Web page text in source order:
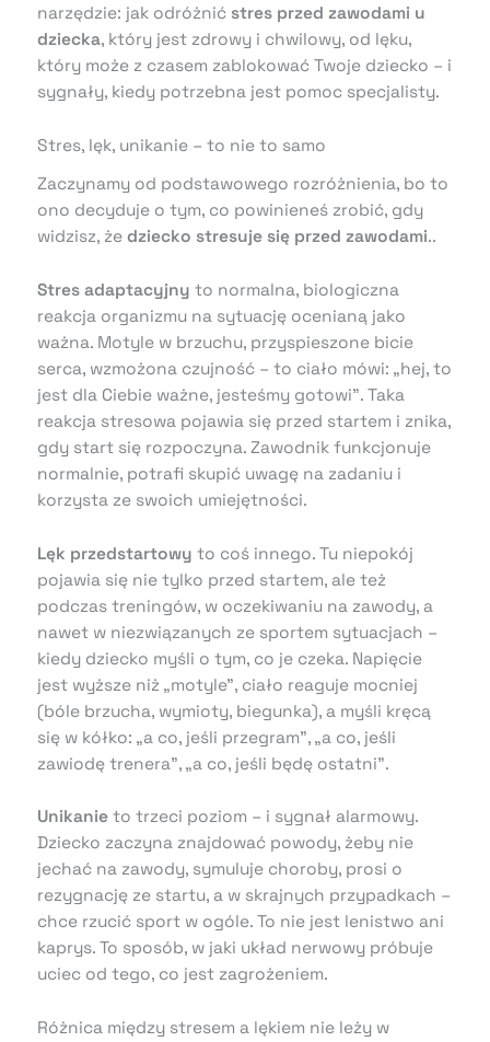
narzędzie: jak odróżnić stres przed zawodami u
dziecka, który jest zdrowy i chwilowy, od lęku,
który może z czasem zablokować Twoje dziecko – i
sygnały, kiedy potrzebna jest pomoc specjalisty.
Stres, lęk, unikanie – to nie to samo
Zaczynamy od podstawowego rozróżnienia, bo to
ono decyduje o tym, co powinieneś zrobić, gdy
widzisz, że dziecko stresuje się przed zawodami..
Stres adaptacyjny to normalna, biologiczna
reakcja organizmu na sytuację ocenianą jako
ważna. Motyle w brzuchu, przyspieszone bicie
serca, wzmożona czujność – to ciało mówi: „hej, to
jest dla Ciebie ważne, jesteśmy gotowi”. Taka
reakcja stresowa pojawia się przed startem i znika,
gdy start się rozpoczyna. Zawodnik funkcjonuje
normalnie, potrafi skupić uwagę na zadaniu i
korzysta ze swoich umiejętności.
Lęk przedstartowy to coś innego. Tu niepokój
pojawia się nie tylko przed startem, ale też
podczas treningów, w oczekiwaniu na zawody, a
nawet w niezwiązanych ze sportem sytuacjach –
kiedy dziecko myśli o tym, co je czeka. Napięcie
jest wyższe niż „motyle”, ciało reaguje mocniej
(bóle brzucha, wymioty, biegunka), a myśli kręcą
się w kółko: „a co, jeśli przegram”, „a co, jeśli
zawiodę trenera”, „a co, jeśli będę ostatni”.
Unikanieto trzeci poziom – i sygnał alarmowy.
Dziecko zaczyna znajdować powody, żeby nie
jechać na zawody, symuluje choroby, prosi o
rezygnację ze startu, a w skrajnych przypadkach –
chce rzucić sport w ogóle. To nie jest lenistwo ani
kaprys. To sposób, w jaki układ nerwowy próbuje
uciec od tego, co jest zagrożeniem.
Różnica między stresem a lękiem nie leży w